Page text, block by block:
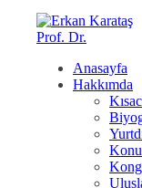
Anasayfa
Hakkımda